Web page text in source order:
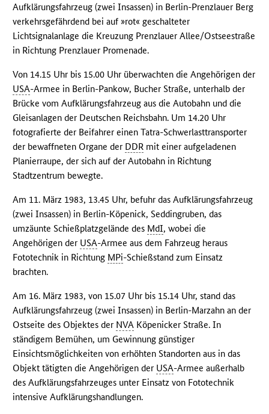
Aufklärungsfahrzeug (zwei Insassen) in Berlin-Prenzlauer Berg
verkehrsgefährdend bei auf »rot« geschalteter
Lichtsignalanlage die Kreuzung Prenzlauer Allee/Ostseestraße
in Richtung Prenzlauer Promenade.
Von 14.15 Uhr bis 15.00 Uhr überwachten die Angehörigen der
USA-Armee in Berlin-Pankow, Bucher Straße, unterhalb der
Brücke vom Aufklärungsfahrzeug aus die Autobahn und die
Gleisanlagen der Deutschen Reichsbahn. Um 14.20 Uhr
fotografierte der Beifahrer einen Tatra-Schwerlasttransporter
der bewaffneten Organe der DDR mit einer aufgeladenen
Planierraupe, der sich auf der Autobahn in Richtung
Stadtzentrum bewegte.
Am 11. März 1983, 13.45 Uhr, befuhr das Aufklärungsfahrzeug
(zwei Insassen) in Berlin-Köpenick, Seddingruben, das
umzäunte Schießplatzgelände des MdI, wobei die
Angehörigen der USA-Armee aus dem Fahrzeug heraus
Fototechnik in Richtung MPi-Schießstand zum Einsatz
brachten.
Am 16. März 1983, von 15.07 Uhr bis 15.14 Uhr, stand das
Aufklärungsfahrzeug (zwei Insassen) in Berlin-Marzahn an der
Ostseite des Objektes der NVA Köpenicker Straße. In
ständigem Bemühen, um Gewinnung günstiger
Einsichtsmöglichkeiten von erhöhten Standorten aus in das
Objekt tätigten die Angehörigen der USA-Armee außerhalb
des Aufklärungsfahrzeuges unter Einsatz von Fototechnik
intensive Aufklärungshandlungen.